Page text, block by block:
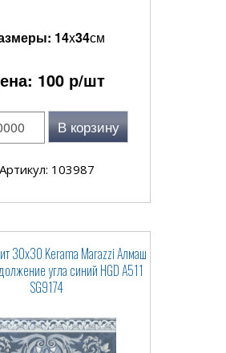
14x34см
100 р/шт
В корзину
Артикул: 103987
30x30 Kerama Marazzi Алмаш
угла cиний HGD A511
SG9174